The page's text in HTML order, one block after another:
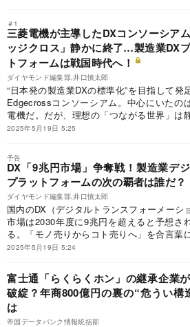
工場のOSを拡張する。本稿では個別最適
最適で分かれる思想を深堀りするとともに、
業デジタル化ツールの最新の勢力図も公開
＃1
三菱電機が主導したDXコンソーシア
ッジクロス」静かに終了…製造業DX
トフォームは戦国時代へ！
ダイヤモンド編集部,井口慎太郎
“日本発の製造業DXの標準化”を目指して発
Edgecrossコンソーシアム。中心にいたの
電機だ。だが、理想の「つながる世界」は
終息した。標準化の時代は終わり、各社が“自
ムの転換点に迫る。
2025年5月19日 5:25
予告
DX「9兆円市場」争奪戦！製造業デ
プラットフォームの次の覇者は誰だ？
ダイヤモンド編集部,井口慎太郎
国内のDX（デジタルトランスフォーメーシ
市場は2030年度に9兆円を超えると予想さ
る。「モノ売りからコト売りへ」を合言葉
カー各社が相次いで参入した製造業DXプラッ
電機が主導したコンソーシアムが終了。日
では日立製作所が一歩リードしている状況
代の覇者は誰か――。
2025年5月19日 5:24
富士通「らくらくホン」の継承企業
破綻？年商800億円の裏の“危うい構
は
帝国データバンク情報統括部